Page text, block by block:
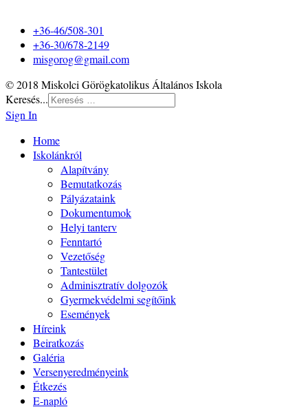
+36-46/508-301
+36-30/678-2149
misgorog@gmail.com
© 2018 Miskolci Görögkatolikus Általános Iskola
Keresés...
Sign In
Home
Iskolánkról
Alapítvány
Bemutatkozás
Pályázataink
Dokumentumok
Helyi tanterv
Fenntartó
Vezetőség
Tantestület
Adminisztratív dolgozók
Gyermekvédelmi segítőink
Események
Híreink
Beiratkozás
Galéria
Versenyeredményeink
Étkezés
E-napló